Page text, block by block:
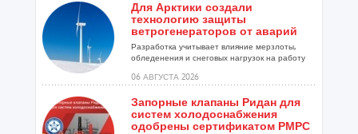
Для Арктики создали
технологию защиты
ветрогенераторов от аварий
Разработка учитывает влияние мерзлоты,
обледенения и снеговых нагрузок на работу
06 АВГУСТА 2026
Запорные клапаны Ридан для
систем холодоснабжения
одобрены сертификатом РМРС